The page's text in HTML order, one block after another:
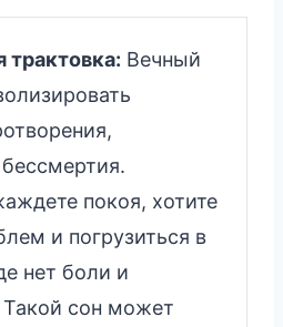
Вечный
покоя, хотите
и погрузиться в
нет боли и
Такой сон может